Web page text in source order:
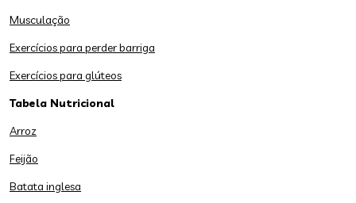
Musculação
Exercícios para perder barriga
Exercícios para glúteos
Tabela Nutricional
Arroz
Feijão
Batata inglesa